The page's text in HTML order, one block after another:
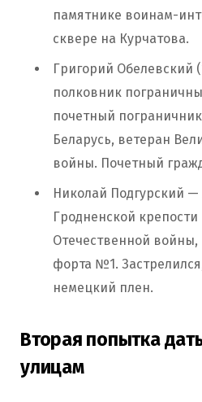
памятнике воинам-
сквере на Курчатова.
Григорий Обелевский
полковник
почетный
Беларусь, ветеран
войны. Почетный
Николай Подгурский
Гродненской
Отечественной
форта №1.
немецкий плен.
Вторая попытка
улицам